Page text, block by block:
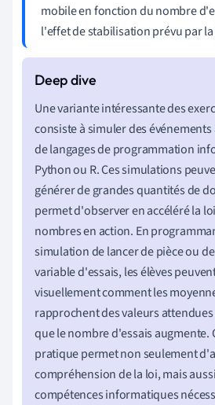
mobile en fonction du nombre
l'effet de stabilisation prévu par
Une variante intéressante des
consiste à simuler des
de langages de programmation
Python ou R. Ces simulations
générer de grandes quantités de
permet d'observer en accéléré la
nombres en action. En
simulation de lancer de pièce ou
variable d'essais, les élèves
visuellement comment les
rapprochent des valeurs
que le nombre d'essais augmente.
pratique permet non seulement
compréhension de la loi, mais
compétences informatiques